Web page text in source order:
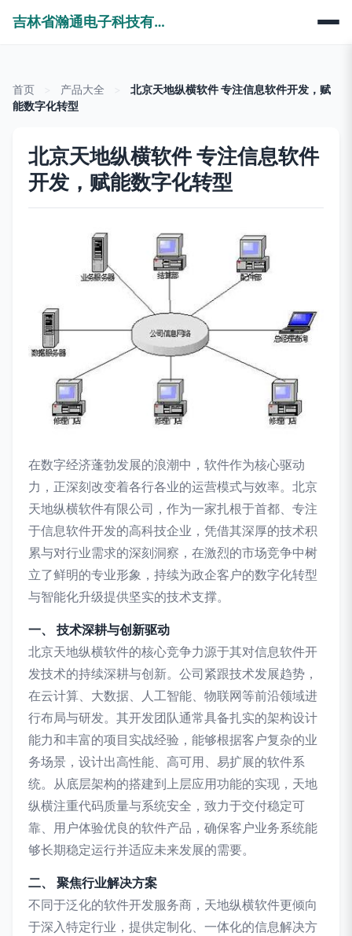
吉林省瀚通电子科技有限公司
首页 产品大全
北京天地纵横软件 专注信息软件开发，赋
能数字化转型
北京天地纵横软件 专注信息软件
开发，赋能数字化转型
在数字经济蓬勃发展的浪潮中，软件作为核心驱动
力，正深刻改变着各行各业的运营模式与效率。北京
天地纵横软件有限公司，作为一家扎根于首都、专注
于信息软件开发的高科技企业，凭借其深厚的技术积
累与对行业需求的深刻洞察，在激烈的市场竞争中树
立了鲜明的专业形象，持续为政企客户的数字化转型
与智能化升级提供坚实的技术支撑。
一、 技术深耕与创新驱动
北京天地纵横软件的核心竞争力源于其对信息软件开
发技术的持续深耕与创新。公司紧跟技术发展趋势，
在云计算、大数据、人工智能、物联网等前沿领域进
行布局与研发。其开发团队通常具备扎实的架构设计
能力和丰富的项目实战经验，能够根据客户复杂的业
务场景，设计出高性能、高可用、易扩展的软件系
统。从底层架构的搭建到上层应用功能的实现，天地
纵横注重代码质量与系统安全，致力于交付稳定可
靠、用户体验优良的软件产品，确保客户业务系统能
够长期稳定运行并适应未来发展的需要。
二、 聚焦行业解决方案
不同于泛化的软件开发服务商，天地纵横软件更倾向
于深入特定行业，提供定制化、一体化的信息解决方